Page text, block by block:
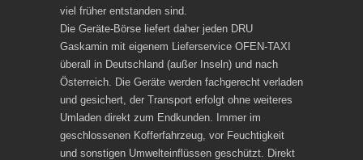
viel früher entstanden sind.
Die Geräte-Börse liefert daher jeden DRU
Gaskamin mit eigenem Lieferservice OFEN-TAXI
überall in Deutschland (außer Inseln) und nach
Österreich. Die Geräte werden fachgerecht verladen
und gesichert, der Transport erfolgt ohne weiteres
Umladen direkt zum Endkunden. Immer im
geschlossenen Kofferfahrzeug, vor Feuchtigkeit
und sonstigen Umwelteinflüssen geschützt. Direkt